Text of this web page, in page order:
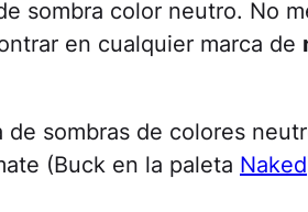
sombra color neutro. No
en cualquier marca de
sombras de colores
(Buck en la paleta Naked